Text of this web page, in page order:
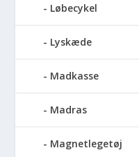
Løbecykel
Lyskæde
Madkasse
Madras
Magnetlegetøj